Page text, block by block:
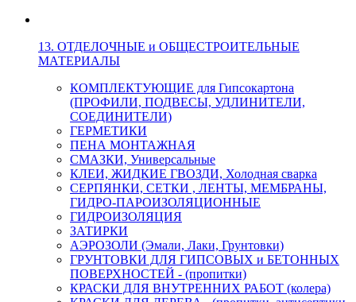
13. ОТДЕЛОЧНЫЕ и ОБЩЕСТРОИТЕЛЬНЫЕ
МАТЕРИАЛЫ
КОМПЛЕКТУЮЩИЕ для Гипсокартона
(ПРОФИЛИ, ПОДВЕСЫ, УДЛИНИТЕЛИ,
СОЕДИНИТЕЛИ)
ГЕРМЕТИКИ
ПЕНА МОНТАЖНАЯ
СМАЗКИ, Универсальные
КЛЕИ, ЖИДКИЕ ГВОЗДИ, Холодная сварка
СЕРПЯНКИ, СЕТКИ , ЛЕНТЫ, МЕМБРАНЫ,
ГИДРО-ПАРОИЗОЛЯЦИОННЫЕ
ГИДРОИЗОЛЯЦИЯ
ЗАТИРКИ
АЭРОЗОЛИ (Эмали, Лаки, Грунтовки)
ГРУНТОВКИ ДЛЯ ГИПСОВЫХ и БЕТОННЫХ
ПОВЕРХНОСТЕЙ - (пропитки)
КРАСКИ ДЛЯ ВНУТРЕННИХ РАБОТ (колера)